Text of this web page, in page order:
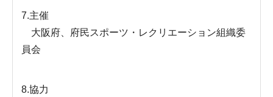
7.主催
大阪府、府民スポーツ・レクリエーション組織委
員会
8.協力